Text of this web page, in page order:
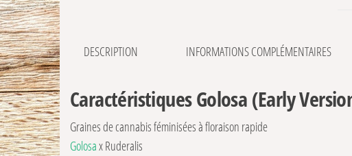
DESCRIPTION INFORMATIONS COMPLÉMENTAIRES
Caractéristiques Golosa (Early
Graines de cannabis féminisées à floraison rapide
Golosax Ruderalis